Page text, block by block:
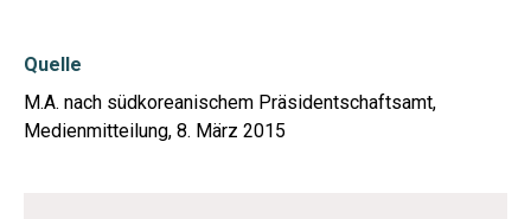
Quelle
M.A. nach südkoreanischem Präsidentschaftsamt,
Medienmitteilung, 8. März 2015